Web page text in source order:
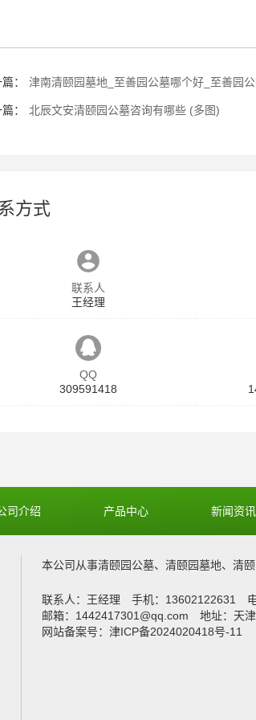
： 津南清颐园墓地_至善园公墓哪个好_至善园
： 北辰文安清颐园公墓咨询有哪些 (多图)
方式
联系人
王经理
QQ
309591418
司介绍 产品中心 新闻资讯
本公司从事清颐园公墓、 清颐园墓地、 清
联系人：王经理 手机：13602122631
邮箱：1442417301@qq.com 地址：天
网站备案号：津ICP备2024020418号-11